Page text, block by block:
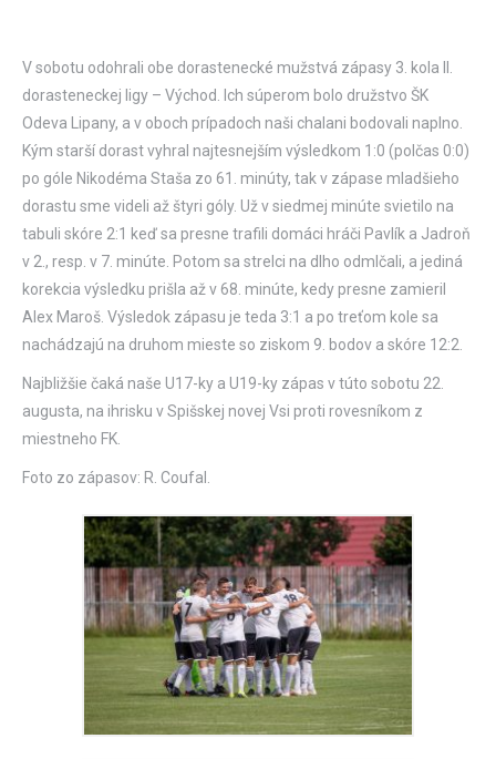
V sobotu odohrali obe dorastenecké mužstvá zápasy 3. kola II.
dorasteneckej ligy – Východ. Ich súperom bolo družstvo ŠK
Odeva Lipany, a v oboch prípadoch naši chalani bodovali naplno.
Kým starší dorast vyhral najtesnejším výsledkom 1:0 (polčas 0:0)
po góle Nikodéma Staša zo 61. minúty, tak v zápase mladšieho
dorastu sme videli až štyri góly. Už v siedmej minúte svietilo na
tabuli skóre 2:1 keď sa presne trafili domáci hráči Pavlík a Jadroň
v 2., resp. v 7. minúte. Potom sa strelci na dlho odmlčali, a jediná
korekcia výsledku prišla až v 68. minúte, kedy presne zamieril
Alex Maroš. Výsledok zápasu je teda 3:1 a po treťom kole sa
nachádzajú na druhom mieste so ziskom 9. bodov a skóre 12:2.
Najbližšie čaká naše U17-ky a U19-ky zápas v túto sobotu 22.
augusta, na ihrisku v Spišskej novej Vsi proti rovesníkom z
miestneho FK.
Foto zo zápasov: R. Coufal.